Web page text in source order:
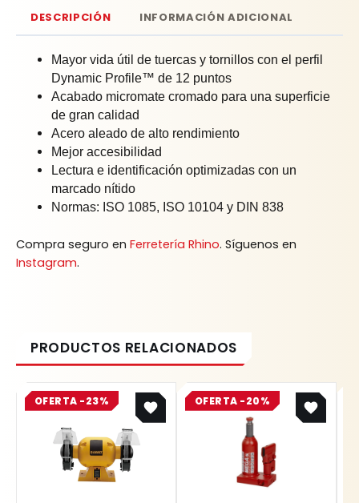
DESCRIPCIÓN INFORMACIÓN ADICIONAL
Mayor vida útil de tuercas y tornillos con el perfil
Dynamic Profile™ de 12 puntos
Acabado micromate cromado para una superficie
de gran calidad
Acero aleado de alto rendimiento
Mejor accesibilidad
Lectura e identificación optimizadas con un
marcado nítido
Normas: ISO 1085, ISO 10104 y DIN 838
Compra seguro en Ferretería Rhino. Síguenos en
Instagram.
OFERTA -23%
Original
price
was:
$ 1.087.800.
Current
price
is:
$ 837.606.
OFERTA -20%
Original
price
was:
Current
price
is: